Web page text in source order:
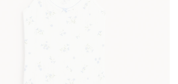
Sujuva maksaminen Klarnalla